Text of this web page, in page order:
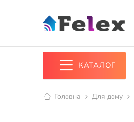
КАТАЛОГ
Головна Для дому